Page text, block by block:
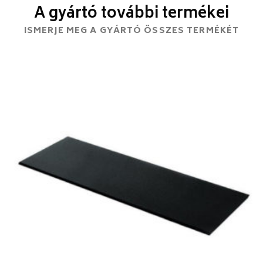
A gyártó további termékei
ISMERJE MEG A GYÁRTÓ ÖSSZES TERMÉKÉT